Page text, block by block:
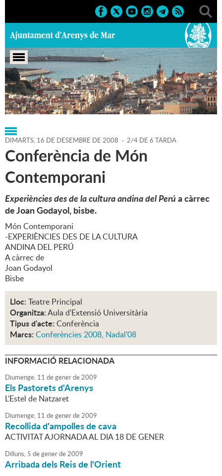
Portada > Regidories > Cultura > Agenda > 16-12-2008
DIMARTS, 16 DE DESEMBRE DE 2008 - 2/4 DE 6 TARDA
Conferència de Món
Contemporani
Experiències des de la cultura andina del Perúa càrrec
de Joan Godayol, bisbe.
Món Contemporani
-EXPERIÈNCIES DES DE LA CULTURA
ANDINA DEL PERÚ
A càrrec de
Joan Godayol
Bisbe
Lloc: Teatre Principal
Organitza:Aula d'Extensió Universitària
Tipus d'acte: Conferència
Marcs: Conferències 2008, Nadal'08
INFORMACIÓ RELACIONADA
Diumenge, 11 degenerde2009
Els Pastorets d'Arenys
L'Estel de Natzaret
Diumenge, 11 degenerde2009
Recollida d'ampolles de cava
ACTIVITAT AJORNADA AL DIA 18 DE GENER
Dilluns, 5 degenerde2009
Arribada dels Reis de l'Orient